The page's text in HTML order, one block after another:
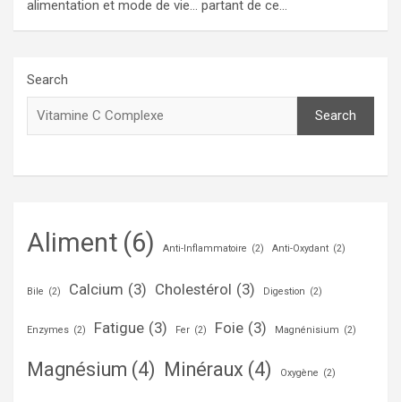
alimentation et mode de vie… partant de ce…
Search
Search
Aliment (6) Anti-Inflammatoire (2) Anti-Oxydant (2)
Bile (2) Calcium (3) Cholestérol (3) Digestion (2)
Enzymes (2) Fatigue (3) Fer (2) Foie (3) Magnénisium (2)
Magnésium (4) Minéraux (4) Oxygène (2)